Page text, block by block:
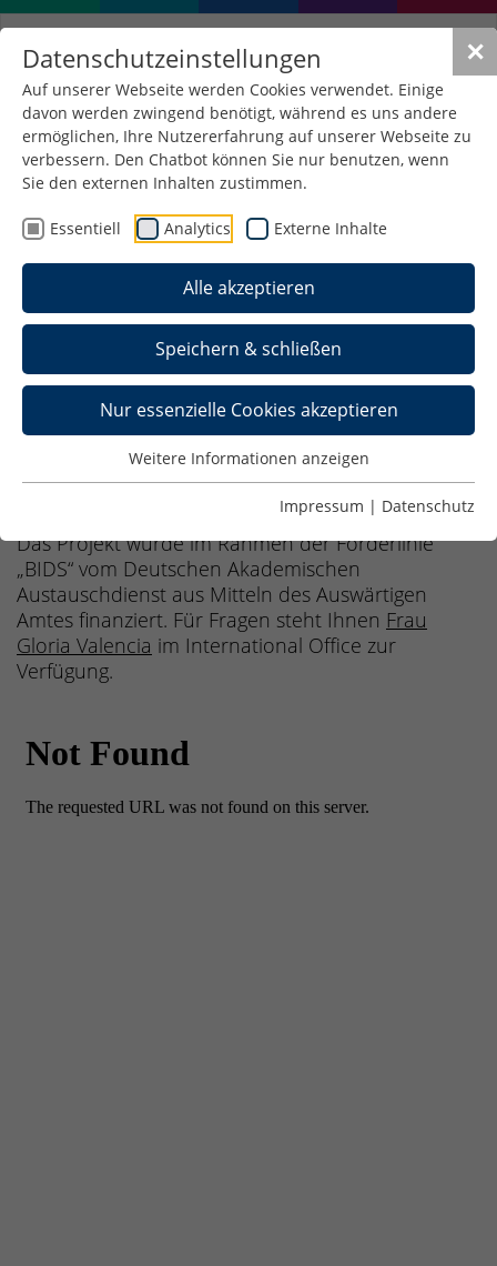
✕
Datenschutzeinstellungen
Auf unserer Webseite werden Cookies verwendet. Einige
davon werden zwingend benötigt, während es uns andere
ermöglichen, Ihre Nutzererfahrung auf unserer Webseite zu
verbessern. Den Chatbot können Sie nur benutzen, wenn
Sie den externen Inhalten zustimmen.
Essentiell Analytics Externe Inhalte
Alle akzeptieren
Speichern & schließen
Nur essenzielle Cookies akzeptieren
Weitere Informationen anzeigen
Impressum | Datenschutz
Orientierung für PASCH-
Schüler/innen
Die Hochschule Schmalkalden freut sich über das
große Interessen von Absolvent/innen deutscher
Schulen im Ausland; besonders viele PASCH-
Absolvent/innen stammen aus Süd- und
Lateinamerika. Ihnen, Ihren Lehrkräften und
Familien stellen wir mit unserem interaktiven
Student Life Cycle alle wichtigen Informationen
rund um ein Studium in Deutschland im
Allgemeinen und in Schmalkalden in Besonderen
zusammen – und das jeweils in deutscher und
Das Projekt wurde im Rahmen der Förderlinie
„BIDS“ vom Deutschen Akademischen
Austauschdienst aus Mitteln des Auswärtigen
Amtes finanziert. Für Fragen steht Ihnen Frau
Gloria Valencia im International Office zur
Verfügung.